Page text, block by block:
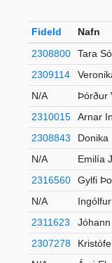
FideId Nafn
2308800
Tara
2309114
N/A
Þórður
2310015
Arnar
2308843
Donika
N/A
Emilía
2316560
Gylfi
N/A
2311623
2307278